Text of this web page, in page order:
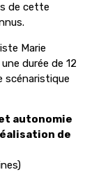
de cette
Marie
durée de 12
scénaristique
autonomie
de